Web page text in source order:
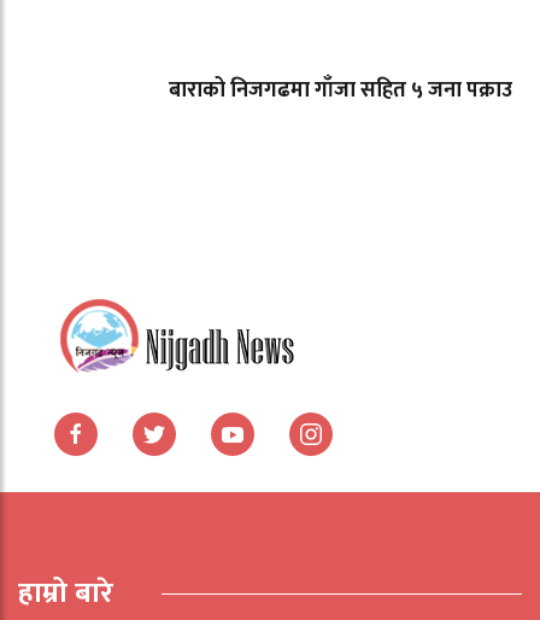
बाराको निजगढमा गाँजा सहित ५ जना पक्राउ
हाम्रो बारे